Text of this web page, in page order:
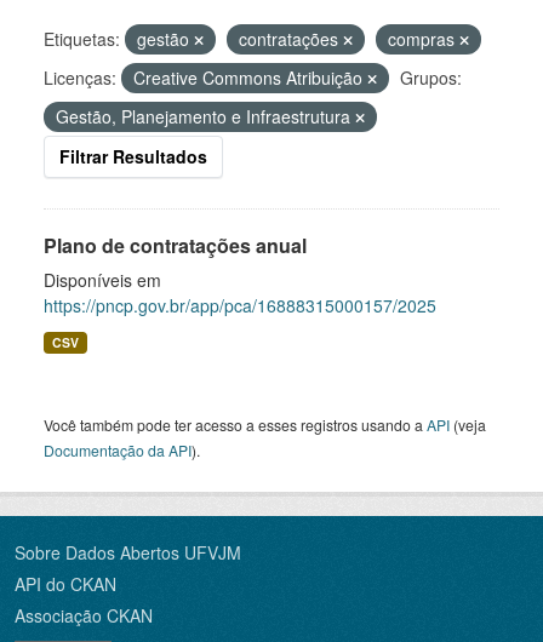
Etiquetas: gestão contratações
compras
Licenças:
Creative Commons Atribuição
Grupos:
Gestão, Planejamento e Infraestrutura
Filtrar Resultados
Plano de contratações anual
Disponíveis em
https://pncp.gov.br/app/pca/16888315000157/2025
CSV
Você também pode ter acesso a esses registros usando a API (veja
Documentação da API).
Sobre Dados Abertos UFVJM
API do CKAN
Associação CKAN